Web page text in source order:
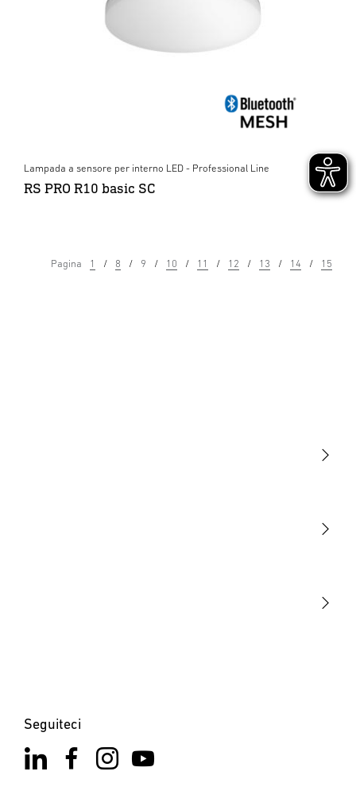
Lampada a sensore per interno LED - Professional Line
RS PRO R10 basic SC
Pagina 1 8 9 10 11 12 13 14 15
Seguiteci